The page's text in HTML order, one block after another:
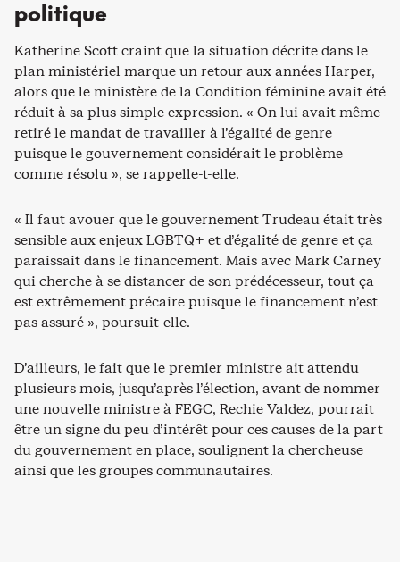
politique
Katherine Scott craint que la situation décrite dans le
plan ministériel marque un retour aux années Harper,
alors que le ministère de la Condition féminine avait été
réduit à sa plus simple expression. « On lui avait même
retiré le mandat de travailler à l’égalité de genre
puisque le gouvernement considérait le problème
comme résolu », se rappelle-t-elle.
« Il faut avouer que le gouvernement Trudeau était très
sensible aux enjeux LGBTQ+ et d’égalité de genre et ça
paraissait dans le financement. Mais avec Mark Carney
qui cherche à se distancer de son prédécesseur, tout ça
est extrêmement précaire puisque le financement n’est
pas assuré », poursuit-elle.
D’ailleurs, le fait que le premier ministre ait attendu
plusieurs mois, jusqu’après l’élection, avant de nommer
une nouvelle ministre à FEGC, Rechie Valdez, pourrait
être un signe du peu d’intérêt pour ces causes de la part
du gouvernement en place, soulignent la chercheuse
ainsi que les groupes communautaires.